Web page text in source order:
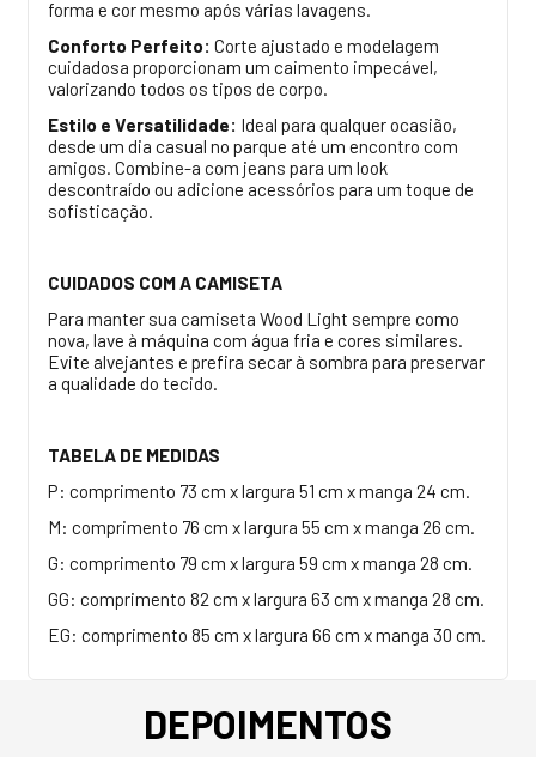
forma e cor mesmo após várias lavagens.
Conforto Perfeito: Corte ajustado e modelagem
cuidadosa proporcionam um caimento impecável,
valorizando todos os tipos de corpo.
Estilo e Versatilidade: Ideal para qualquer ocasião,
desde um dia casual no parque até um encontro com
amigos. Combine-a com jeans para um look
descontraído ou adicione acessórios para um toque de
sofisticação.
CUIDADOS COM A CAMISETA
Para manter sua camiseta Wood Light sempre como
nova, lave à máquina com água fria e cores similares.
Evite alvejantes e prefira secar à sombra para preservar
a qualidade do tecido.
TABELA DE MEDIDAS
P: comprimento 73 cm x largura 51 cm x manga 24 cm.
M: comprimento 76 cm x largura 55 cm x manga 26 cm.
G: comprimento 79 cm x largura 59 cm x manga 28 cm.
GG: comprimento 82 cm x largura 63 cm x manga 28 cm.
EG: comprimento 85 cm x largura 66 cm x manga 30 cm.
DEPOIMENTOS